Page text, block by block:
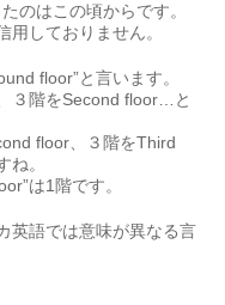
のはこの頃からです。
しておりません。
floor”と言います。
３階をSecond floor…と
floor、３階をThird
ね。
は1階です。
英語では意味が異なる言